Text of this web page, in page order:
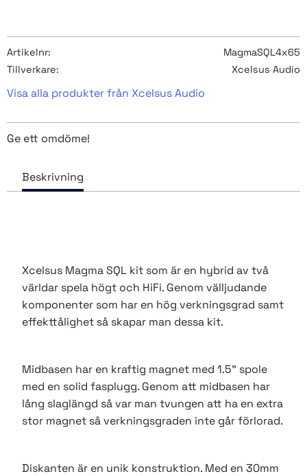
Artikelnr
MagmaSQL4x65
Tillverkare
Xcelsus Audio
Visa alla produkter från Xcelsus Audio
Ge ett omdöme!
Xcelsus Magma SQL kit som är en hybrid av två
världar spela högt och HiFi. Genom välljudande
komponenter som har en hög verkningsgrad samt
effekttålighet så skapar man dessa kit.
Midbasen har en kraftig magnet med 1.5" spole
med en solid fasplugg. Genom att midbasen har
lång slaglängd så var man tvungen att ha en extra
stor magnet så verkningsgraden inte går förlorad.
Diskanten är en unik konstruktion. Med en 30mm